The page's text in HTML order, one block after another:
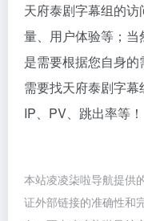
天府泰剧字幕组的
量、用户体验等；
是需要根据您自身
需要找天府泰剧字
IP、PV、跳出率等！
本站凌凌柒啦导航提供
证外部链接的准确性和